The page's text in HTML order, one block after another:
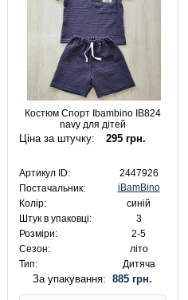
Костюм Спорт Ibambino IB824
navy для дітей
Ціна за штучку: 295 грн.
Артикул ID:
2447926
Постачальник:
iBamBino
Колір:
синій
Штук в упаковці:
3
Розміри:
2-5
Сезон:
літо
Тип:
Дитяча
За упакування:885 грн.